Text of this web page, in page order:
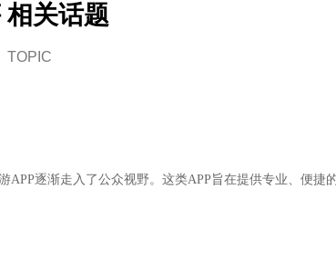
相关话题
TOPIC
逐渐走入了公众视野。这类APP旨在提供专业、便捷